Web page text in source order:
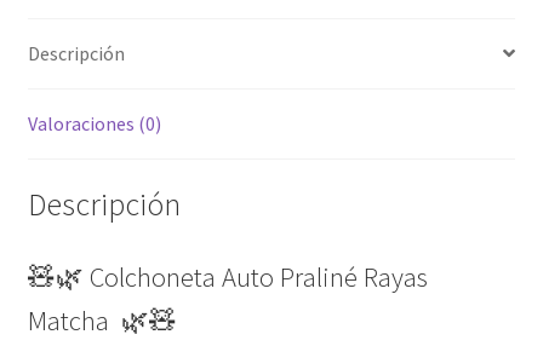
Descripción
Valoraciones (0)
Descripción
🧸🌿 Colchoneta Auto Praliné Rayas
Matcha 🌿🧸